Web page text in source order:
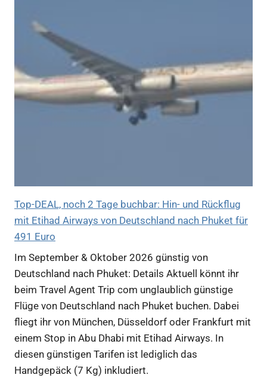
Top-DEAL, noch 2 Tage buchbar: Hin- und Rückflug
mit Etihad Airways von Deutschland nach Phuket für
491 Euro
Im September & Oktober 2026 günstig von
Deutschland nach Phuket: Details Aktuell könnt ihr
beim Travel Agent Trip com unglaublich günstige
Flüge von Deutschland nach Phuket buchen. Dabei
fliegt ihr von München, Düsseldorf oder Frankfurt mit
einem Stop in Abu Dhabi mit Etihad Airways. In
diesen günstigen Tarifen ist lediglich das
Handgepäck (7 Kg) inkludiert.